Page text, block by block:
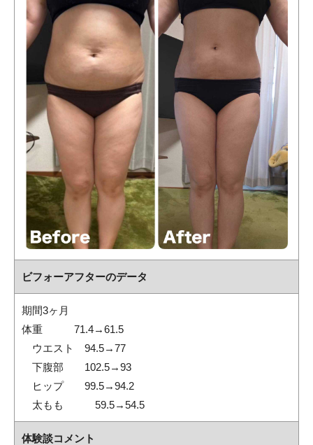
ビフォーアフターのデータ
期間3ヶ月
体重 71.4→61.5
ウエスト 94.5→77
下腹部 102.5→93
ヒップ 99.5→94.2
太もも 59.5→54.5
体験談コメント